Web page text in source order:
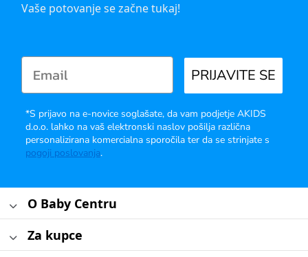
Vaše potovanje se začne tukaj!
PRIJAVITE SE
*S prijavo na e-novice soglašate, da vam podjetje AKIDS
d.o.o. lahko na vaš elektronski naslov pošilja različna
personalizirana komercialna sporočila ter da se strinjate s
pogoji poslovanja.
O Baby Centru
Za kupce